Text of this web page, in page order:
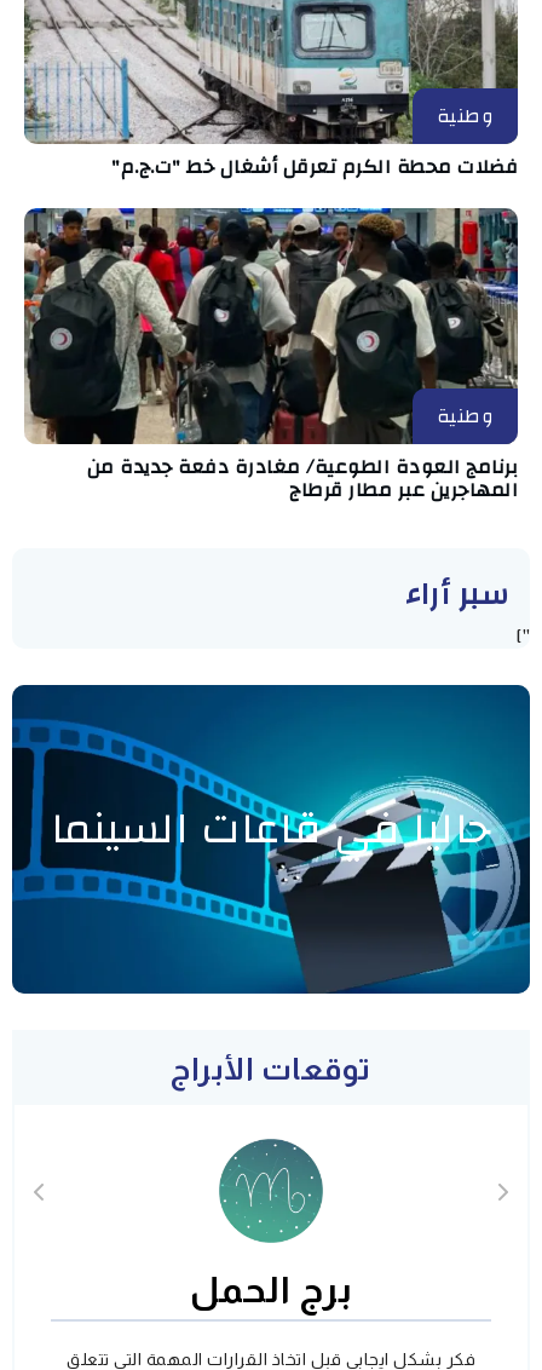
وطنية
فضلات محطة الكرم تعرقل أشغال خط "ت.ج.م"
وطنية
برنامج العودة الطوعية/ مغادرة دفعة جديدة من
المهاجرين عبر مطار قرطاج
سبر أراء
"]
حاليا في قاعات السينما
توقعات الأبراج
برج الحمل
فكر بشكل ايجابي قبل اتخاذ القرارات المهمة التي تتعلق